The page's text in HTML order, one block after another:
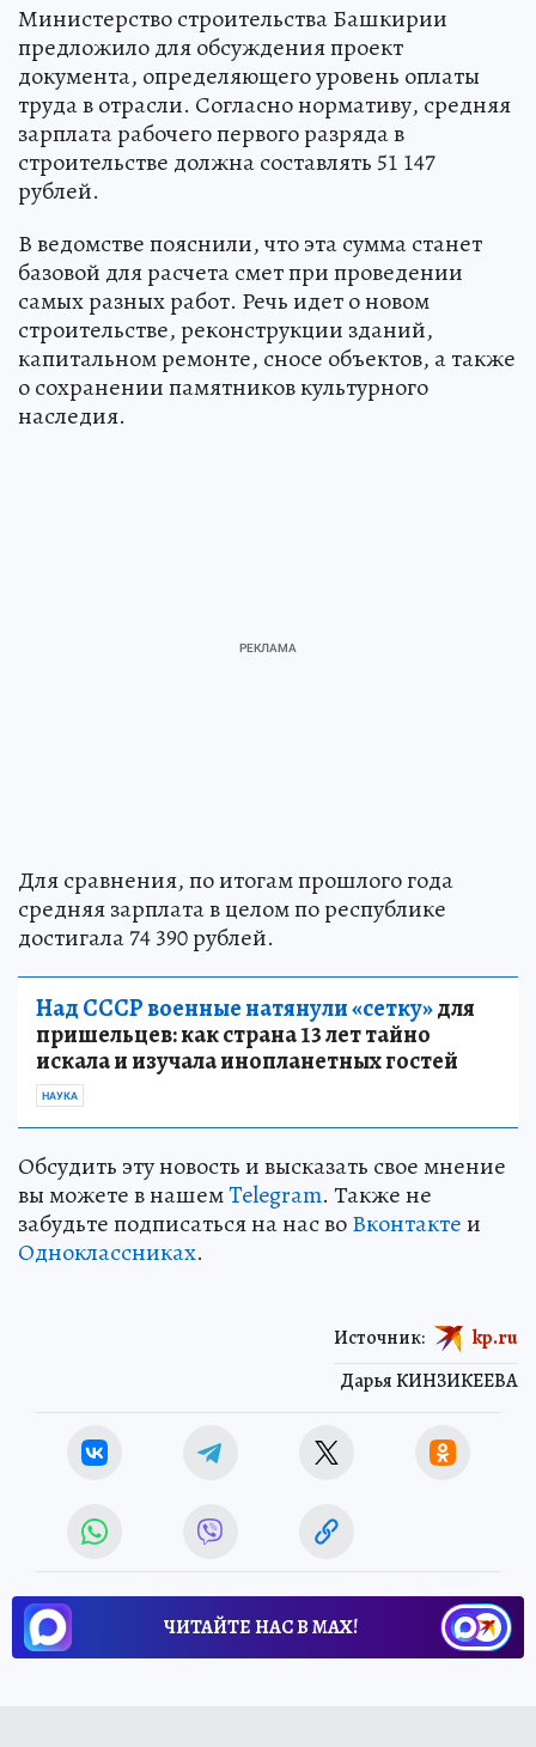
Министерство строительства Башкирии
предложило для обсуждения проект
документа, определяющего уровень оплаты
труда в отрасли. Согласно нормативу, средняя
зарплата рабочего первого разряда в
строительстве должна составлять 51 147
рублей.
В ведомстве пояснили, что эта сумма станет
базовой для расчета смет при проведении
самых разных работ. Речь идет о новом
строительстве, реконструкции зданий,
капитальном ремонте, сносе объектов, а также
о сохранении памятников культурного
наследия.
Для сравнения, по итогам прошлого года
средняя зарплата в целом по республике
достигала 74 390 рублей.
Над СССР военные натянули «сетку»для
пришельцев: как страна 13 лет тайно
искала и изучала инопланетных гостей
НАУКА
Обсудить эту новость и высказать свое мнение
вы можете в нашемTelegram. Также не
забудьте подписаться на нас воВконтактеи
Одноклассниках.
Дарья КИНЗИКЕЕВА
Источник: kp.ru
ЧИТАЙТЕ НАС В МАХ!